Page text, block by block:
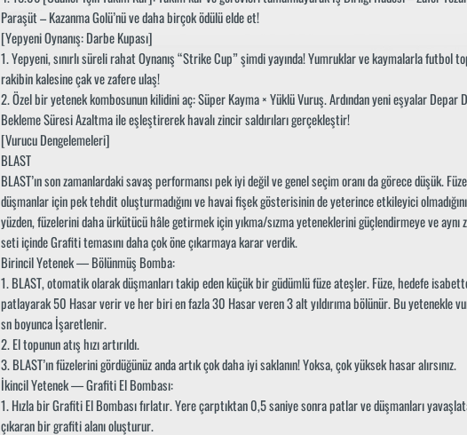
Paraşüt – Kazanma Golü’nü ve daha birçok ödülü elde et!
[Yepyeni Oynanış: Darbe Kupası]
1. Yepyeni, sınırlı süreli rahat Oynanış “Strike Cup” şimdi yayında! Yumruklar ve kaymalarla futbol
rakibin kalesine çak ve zafere ulaş!
2. Özel bir yetenek kombosunun kilidini aç: Süper Kayma × Yüklü Vuruş. Ardından yeni eşyalar Depar
Bekleme Süresi Azaltma ile eşleştirerek havalı zincir saldırıları gerçekleştir!
[Vurucu Dengelemeleri]
BLAST
BLAST’ın son zamanlardaki savaş performansı pek iyi değil ve genel seçim oranı da görece düşük. Füze
düşmanlar için pek tehdit oluşturmadığını ve havai fişek gösterisinin de yeterince etkileyici
yüzden, füzelerini daha ürkütücü hâle getirmek için yıkma/sızma yeteneklerini güçlendirmeye ve aynı
seti içinde Grafiti temasını daha çok öne çıkarmaya karar verdik.
Birincil Yetenek — Bölünmüş Bomba:
1. BLAST, otomatik olarak düşmanları takip eden küçük bir güdümlü füze ateşler. Füze, hedefe
patlayarak 50 Hasar verir ve her biri en fazla 30 Hasar veren 3 alt yıldırıma bölünür. Bu yetenekle
sn boyunca İşaretlenir.
2. El topunun atış hızı artırıldı.
3. BLAST’ın füzelerini gördüğünüz anda artık çok daha iyi saklanın! Yoksa, çok yüksek hasar alırsınız.
İkincil Yetenek — Grafiti El Bombası:
1. Hızla bir Grafiti El Bombası fırlatır. Yere çarptıktan 0,5 saniye sonra patlar ve düşmanları
çıkaran bir grafiti alanı oluşturur.